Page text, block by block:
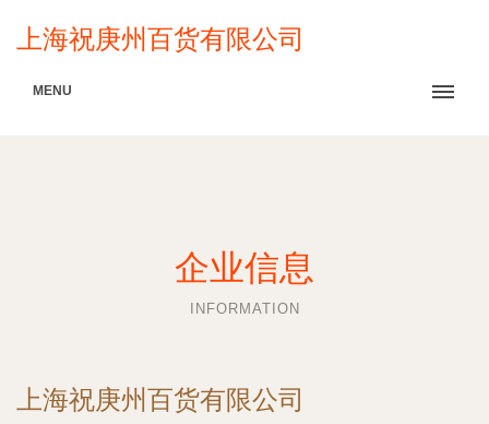
上海祝庚州百货有限公司
MENU
企业信息
INFORMATION
上海祝庚州百货有限公司